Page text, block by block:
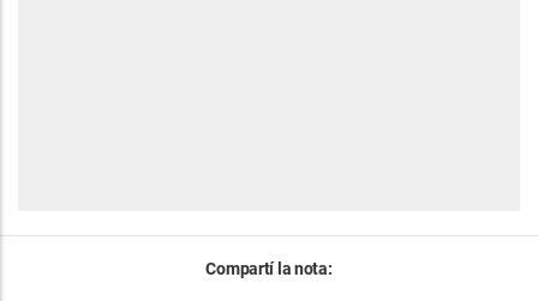
Compartí la nota: